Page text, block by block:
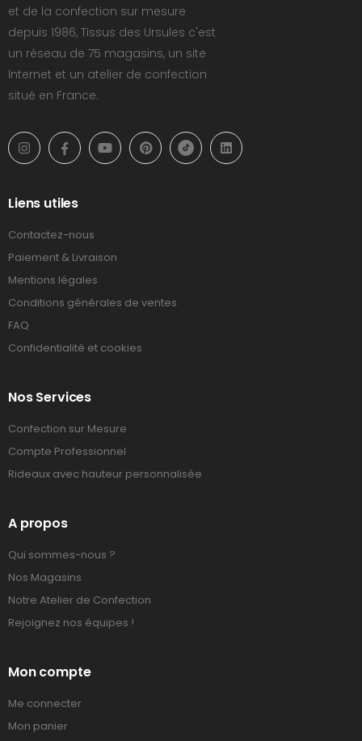
et de la confection sur mesure
depuis 1986, Tissus des Ursules c'est
un réseau de 75 magasins, un site
Internet et un atelier de confection
situé en France.
Liens utiles
Contactez-nous
Paiement & Livraison
Mentions légales
Conditions générales de ventes
FAQ
Confidentialité et cookies
Nos Services
Confection sur Mesure
Compte Professionnel
Rideaux avec hauteur personnalisée
A propos
Qui sommes-nous ?
Nos Magasins
Notre Atelier de Confection
Rejoignez nos équipes !
Mon compte
Me connecter
Mon panier